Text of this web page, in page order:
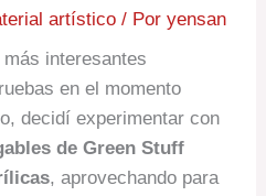
artístico / Poryensan
interesantes
en el momento
decidí experimentar con
de Green Stuff
, aprovechando para